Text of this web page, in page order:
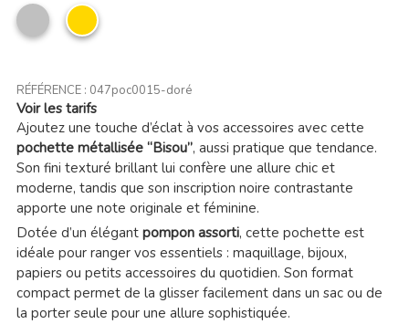
ArgentéDoré
RÉFÉRENCE : 047poc0015-doré
Voir les tarifs
Ajoutez une touche d’éclat à vos accessoires avec cette
pochette métallisée “Bisou”, aussi pratique que tendance.
Son fini texturé brillant lui confère une allure chic et
moderne, tandis que son inscription noire contrastante
apporte une note originale et féminine.
Dotée d’un élégant pompon assorti, cette pochette est
idéale pour ranger vos essentiels : maquillage, bijoux,
papiers ou petits accessoires du quotidien. Son format
compact permet de la glisser facilement dans un sac ou de
la porter seule pour une allure sophistiquée.